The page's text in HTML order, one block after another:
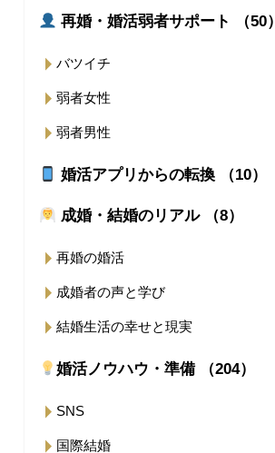
再婚・婚活弱者サポート （50）
バツイチ
弱者女性
弱者男性
婚活アプリからの転換 （10）
成婚・結婚のリアル （8）
再婚の婚活
成婚者の声と学び
結婚生活の幸せと現実
婚活ノウハウ・準備 （204）
SNS
国際結婚